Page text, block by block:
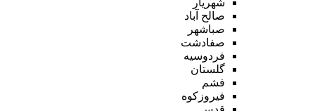
صالح آباد
صباشهر
صفادشت
فردوسیه
گلستان
فشم
فیروزکوه